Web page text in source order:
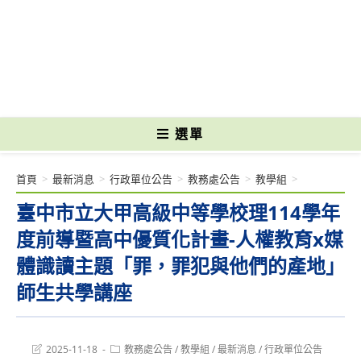
選單
臺中市立大甲高級中等學校理114學年
度前導暨高中優質化計畫-人權教育x媒
體識讀主題「罪，罪犯與他們的產地」
師生共學講座
首頁 > 最新消息 > 行政單位公告 > 教務處公告 > 教學組 >
Post2025-11-18
Post教務處公告/教學組 /最新消息 /行政單位公告